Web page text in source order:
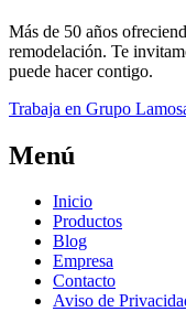
Más de 50 años
remodelación. Te
puede hacer contigo.
Trabaja en Grupo
Menú
Inicio
Productos
Blog
Empresa
Contacto
Aviso de